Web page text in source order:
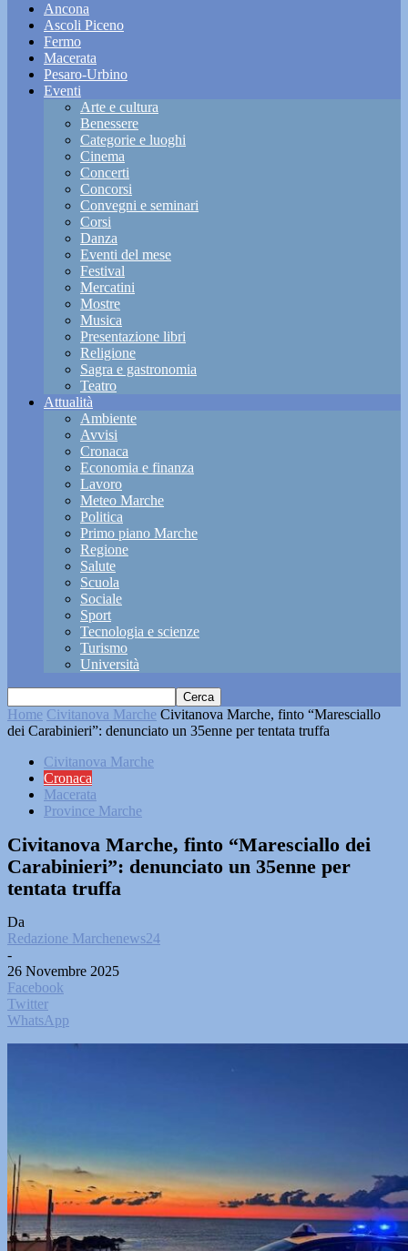
Ancona
Ascoli Piceno
Fermo
Macerata
Pesaro-Urbino
Eventi
Arte e cultura
Benessere
Categorie e luoghi
Cinema
Concerti
Concorsi
Convegni e seminari
Corsi
Danza
Eventi del mese
Festival
Mercatini
Mostre
Musica
Presentazione libri
Religione
Sagra e gastronomia
Teatro
Attualità
Ambiente
Avvisi
Cronaca
Economia e finanza
Lavoro
Meteo Marche
Politica
Primo piano Marche
Regione
Salute
Scuola
Sociale
Sport
Tecnologia e scienze
Turismo
Università
Home Civitanova Marche Civitanova Marche, finto “Maresciallo
dei Carabinieri”: denunciato un 35enne per tentata truffa
Civitanova Marche
Cronaca
Macerata
Province Marche
Civitanova Marche, finto “Maresciallo dei
Carabinieri”: denunciato un 35enne per
tentata truffa
Da
Redazione Marchenews24
-
26 Novembre 2025
Facebook
Twitter
WhatsApp